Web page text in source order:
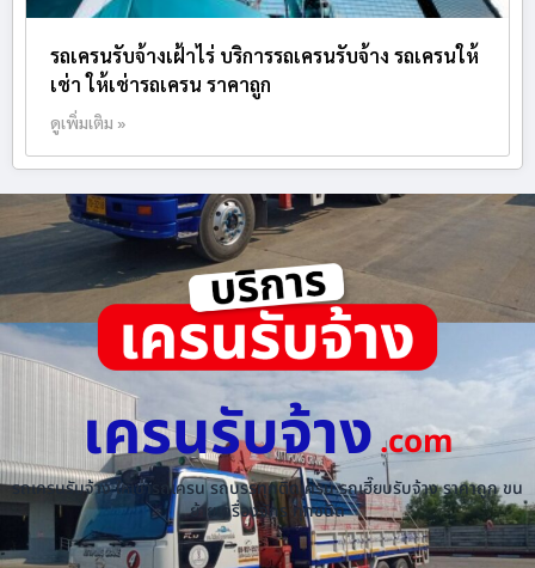
รถเครนรับจ้างเฝ้าไร่ บริการรถเครนรับจ้าง รถเครนให้
เช่า ให้เช่ารถเครน ราคาถูก
ดูเพิ่มเติม »
เครนรับจ้าง.com
รถเครนรับจ้าง ให้เช่ารถเครน รถบรรทุกติดเครน รถเฮี๊ยบรับจ้าง ราคาถูก ขน
ย้ายเครื่องจักร ทุกชนิด